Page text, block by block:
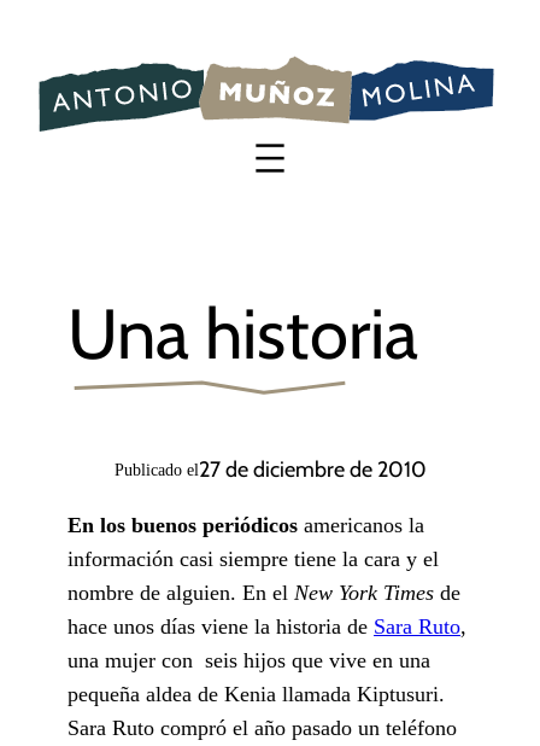
contenido
Una historia
Publicado el27 de diciembre de 2010
En los buenos periódicos americanos la
información casi siempre tiene la cara y el
nombre de alguien. En el New York Times de
hace unos días viene la historia de Sara Ruto,
una mujer con seis hijos que vive en una
pequeña aldea de Kenia llamada Kiptusuri.
Sara Ruto compró el año pasado un teléfono